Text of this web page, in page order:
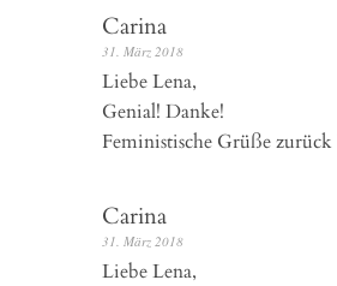
Carina
31. März 2018
Liebe Lena,
Genial! Danke!
Feministische Grüße zurück
Carina
31. März 2018
Liebe Lena,